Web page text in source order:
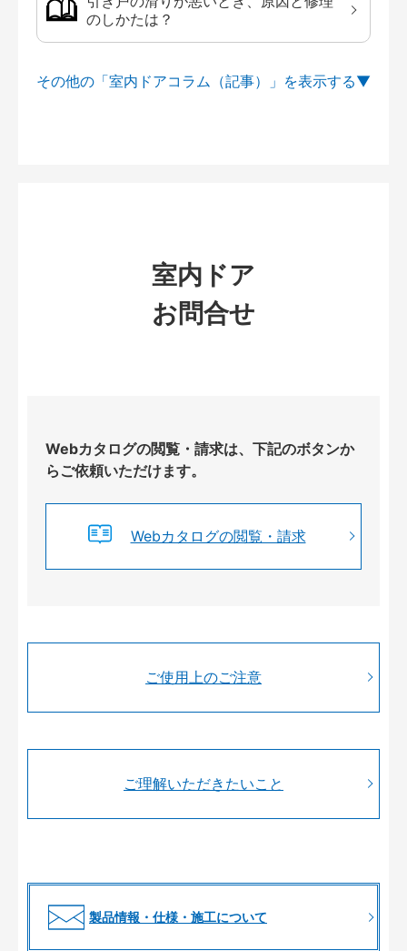
のしかたは？
その他の「室内ドアコラム（記事）」を
室内ドア
お問合せ
Webカタログの閲覧・請求は、下記のボタンか
らご依頼いただけます。
Webカタログの閲覧・請求
ご使用上のご注意
ご理解いただきたいこと
製品情報・仕様・施工について